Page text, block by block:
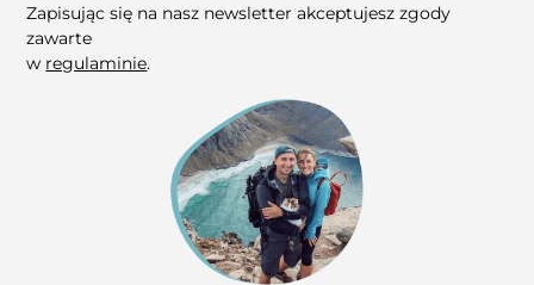
Zapisując się na nasz newsletter akceptujesz zgody
zawarte
w regulaminie.